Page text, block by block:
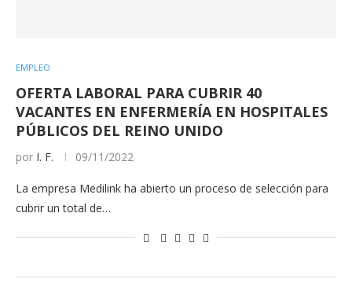
EMPLEO
OFERTA LABORAL PARA CUBRIR 40
VACANTES EN ENFERMERÍA EN HOSPITALES
PÚBLICOS DEL REINO UNIDO
por I. F. 09/11/2022
La empresa Medilink ha abierto un proceso de selección para
cubrir un total de…